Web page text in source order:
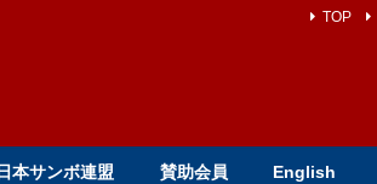
TOP
日本サンボ連盟 賛助会員 English